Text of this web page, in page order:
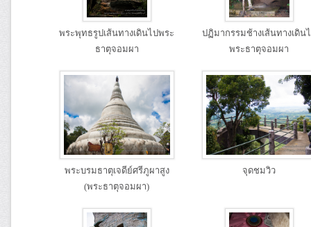
พระพุทธรูปเส้นทางเดินไปพระ
ธาตุจอมผา
ปฏิมากรรมช้างเส้นทางเดิน
พระธาตุจอมผา
พระบรมธาตุเจดีย์ศรีภูผาสูง
(พระธาตุจอมผา)
จุดชมวิว